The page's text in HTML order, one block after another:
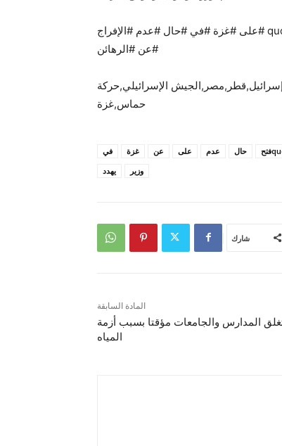
#وزير #الدفاع #الإسرائيلي #يهدد #بـquotفتح #أبواب #الجحيمquot #على #غزة #في #حال #عدم #الإفراج
#عن #الرهائن
الإسرائيلي,حركة
حماس,غزة
حال عدم على عن غزة
في
وزير
يهدد
شارك
المادة السابقة
المدارس والجامعات مؤقتا بسبب أزمة
المياه